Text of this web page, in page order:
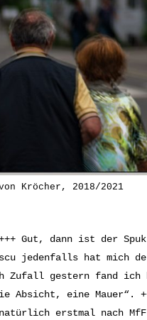
Kröcher, 2018/2021
Gut, dann ist der
jedenfalls hat mich
Zufall gestern fand ich
die Absicht, eine
natürlich erstmal nach